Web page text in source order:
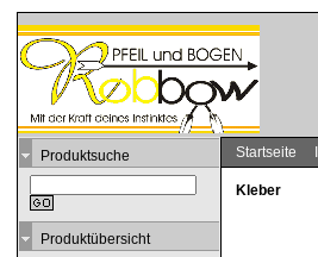
Produktsuche
Produktübersicht
Startseite
Kleber